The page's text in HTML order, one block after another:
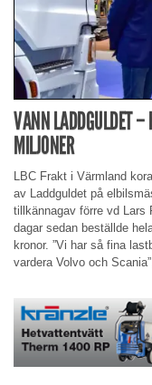
VANN LADDGULDET –
MILJONER
LBC Frakt i Värmland
av Laddguldet på
tillkännagav förre vd Lars
dagar sedan beställde
kronor. ”Vi har så fina
vardera Volvo och